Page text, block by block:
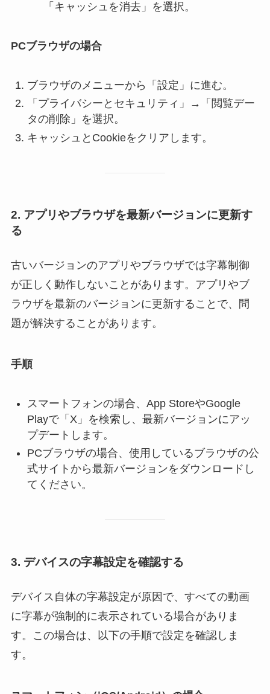
「キャッシュを消去」を選択。
PCブラウザの場合
ブラウザのメニューから「設定」に進む。
「プライバシーとセキュリティ」→「閲覧デー
タの削除」を選択。
キャッシュとCookieをクリアします。
2. アプリやブラウザを最新バージョンに更新す
る
古いバージョンのアプリやブラウザでは字幕制御
が正しく動作しないことがあります。アプリやブ
ラウザを最新のバージョンに更新することで、問
題が解決することがあります。
手順
スマートフォンの場合、App StoreやGoogle
Playで「X」を検索し、最新バージョンにアッ
プデートします。
PCブラウザの場合、使用しているブラウザの公
式サイトから最新バージョンをダウンロードし
てください。
3. デバイスの字幕設定を確認する
デバイス自体の字幕設定が原因で、すべての動画
に字幕が強制的に表示されている場合がありま
す。この場合は、以下の手順で設定を確認しま
す。